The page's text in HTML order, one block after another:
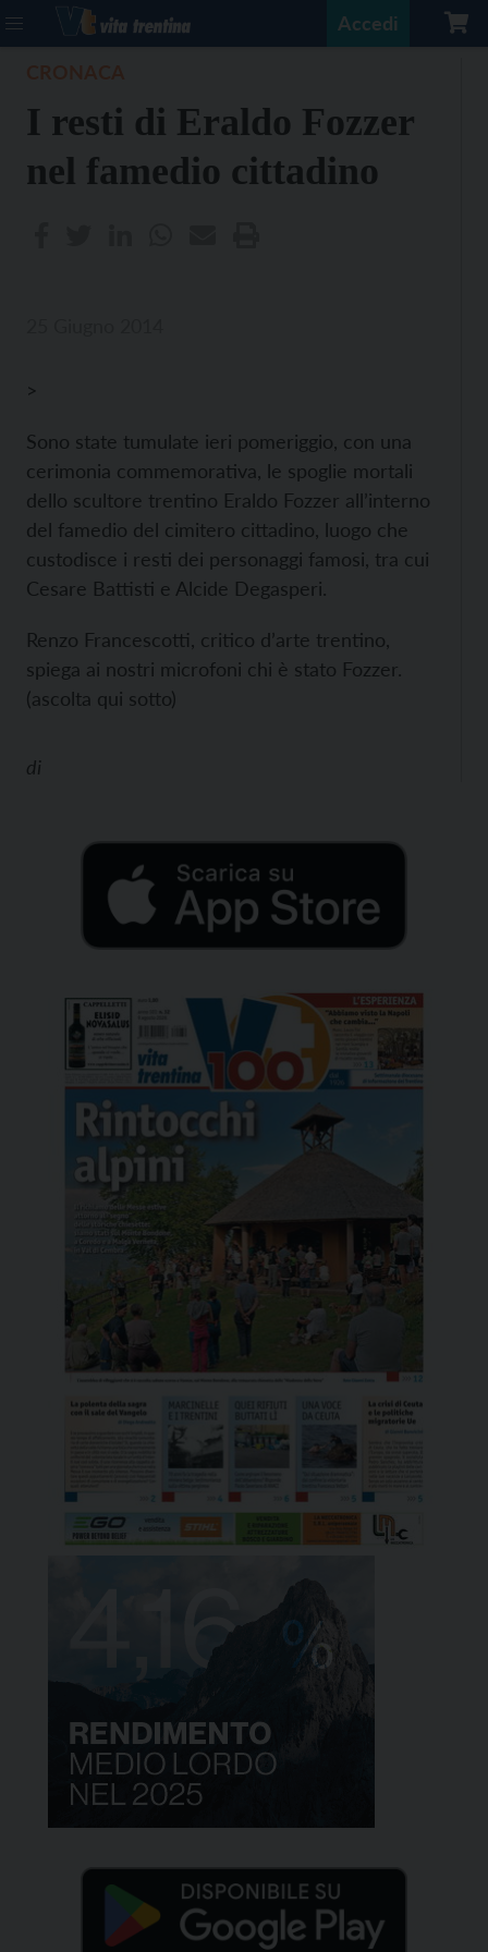
Accedi
I resti di Eraldo Fozzer
nel famedio cittadino
>
Sono state tumulate ieri pomeriggio, con una
cerimonia commemorativa, le spoglie mortali
dello scultore trentino Eraldo Fozzer all’interno
del famedio del cimitero cittadino, luogo che
custodisce i resti dei personaggi famosi, tra cui
Cesare Battisti e Alcide Degasperi.
Renzo Francescotti, critico d’arte trentino,
spiega ai nostri microfoni chi è stato Fozzer.
(ascolta qui sotto)
di